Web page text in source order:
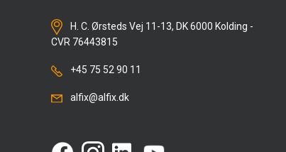
H. C. Ørsteds Vej 11-13, DK 6000 Kolding -
CVR 76443815
+45 75 52 90 11
alfix@alfix.dk